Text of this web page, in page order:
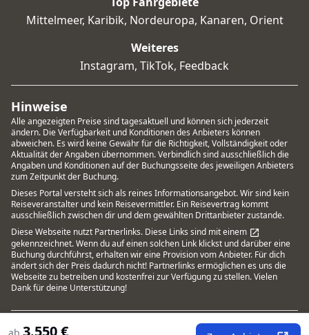
3.550€
Mittelmeer, Karibik, Nordeuropa, Kanaren, Orient
Weiteres
Instagram, TikTok, Feedback
Hinweise
Alle angezeigten Preise sind tagesaktuell und können sich jederzeit
ändern. Die Verfügbarkeit und Konditionen des Anbieters können
abweichen. Es wird keine Gewähr für die Richtigkeit, Vollständigkeit oder
Aktualität der Angaben übernommen. Verbindlich sind ausschließlich die
Angaben und Konditionen auf der Buchungsseite des jeweiligen Anbieters
zum Zeitpunkt der Buchung.
Dieses Portal versteht sich als reines Informationsangebot. Wir sind kein
Reiseveranstalter und kein Reisevermittler. Ein Reisevertrag kommt
ausschließlich zwischen dir und dem gewählten Drittanbieter zustande.
Diese Webseite nutzt Partnerlinks. Diese Links sind mit einem
gekennzeichnet. Wenn du auf einen solchen Link klickst und darüber eine
Buchung durchführst, erhalten wir eine Provision vom Anbieter. Für dich
ändert sich der Preis dadurch nicht! Partnerlinks ermöglichen es uns die
Webseite zu betreiben und kostenfrei zur Verfügung zu stellen. Vielen
Dank für deine Unterstützung!
Nutzungsbedingungen Datenschutz Impressum